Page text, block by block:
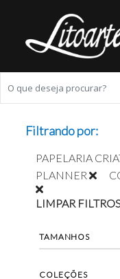
Filtrando por:
PAPELARIA
PLANNER
LIMPAR
TAMANHOS
COLEÇÕES